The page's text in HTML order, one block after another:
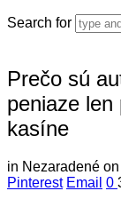
Search for
Prečo sú
peniaze
kasíne
in Nezaradené on
Pinterest Email 0